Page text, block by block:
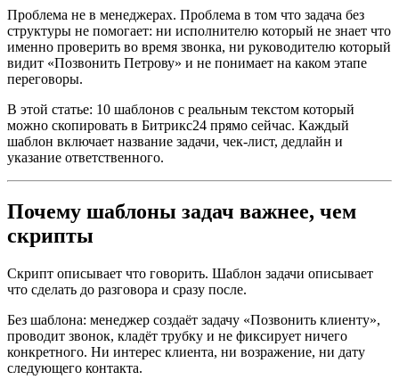
Проблема не в менеджерах. Проблема в том что задача без
структуры не помогает: ни исполнителю который не знает что
именно проверить во время звонка, ни руководителю который
видит «Позвонить Петрову» и не понимает на каком этапе
переговоры.
В этой статье: 10 шаблонов с реальным текстом который
можно скопировать в Битрикс24 прямо сейчас. Каждый
шаблон включает название задачи, чек-лист, дедлайн и
указание ответственного.
Почему шаблоны задач важнее, чем
скрипты
Скрипт описывает что говорить. Шаблон задачи описывает
что сделать до разговора и сразу после.
Без шаблона: менеджер создаёт задачу «Позвонить клиенту»,
проводит звонок, кладёт трубку и не фиксирует ничего
конкретного. Ни интерес клиента, ни возражение, ни дату
следующего контакта.